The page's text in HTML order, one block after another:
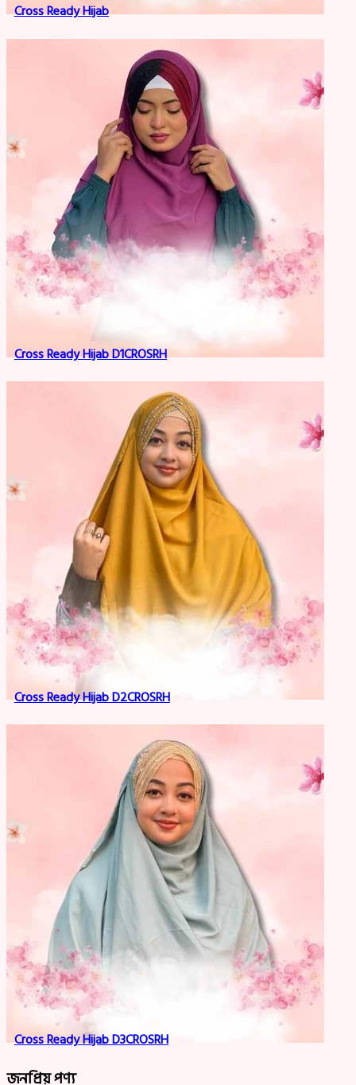
Cross Ready Hijab
Cross Ready Hijab D1CROSRH
Cross Ready Hijab D2CROSRH
Cross Ready Hijab D3CROSRH
জনপ্রিয় পণ্য